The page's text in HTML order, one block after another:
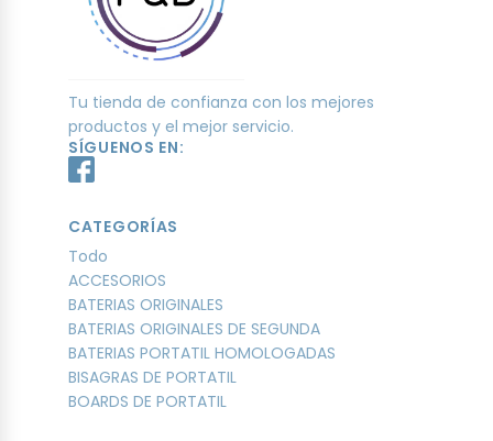
Tu tienda de confianza con los mejores
productos y el mejor servicio.
SÍGUENOS EN:
CATEGORÍAS
Todo
ACCESORIOS
BATERIAS ORIGINALES
BATERIAS ORIGINALES DE SEGUNDA
BATERIAS PORTATIL HOMOLOGADAS
BISAGRAS DE PORTATIL
BOARDS DE PORTATIL